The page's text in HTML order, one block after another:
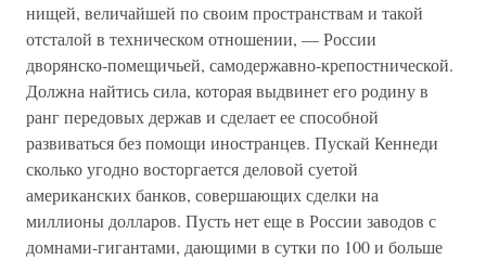
нищей, величайшей по своим пространствам и такой
отсталой в техническом отношении, — России
дворянско-помещичьей, самодержавно-крепостнической.
Должна найтись сила, которая выдвинет его родину в
ранг передовых держав и сделает ее способной
развиваться без помощи иностранцев. Пускай Кеннеди
сколько угодно восторгается деловой суетой
американских банков, совершающих сделки на
миллионы долларов. Пусть нет еще в России заводов с
домнами-гигантами, дающими в сутки по 100 и больше